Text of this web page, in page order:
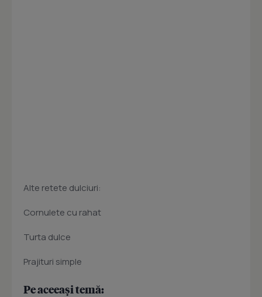
Alte retete dulciuri:
Cornulete cu rahat
Turta dulce
Prajituri simple
Pe aceeași temă: